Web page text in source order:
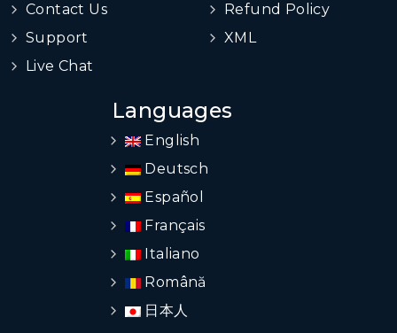
Contact Us
Support
Live Chat
Refund Policy
XML
Languages
English
Deutsch
Español
Français
Italiano
Română
日本人